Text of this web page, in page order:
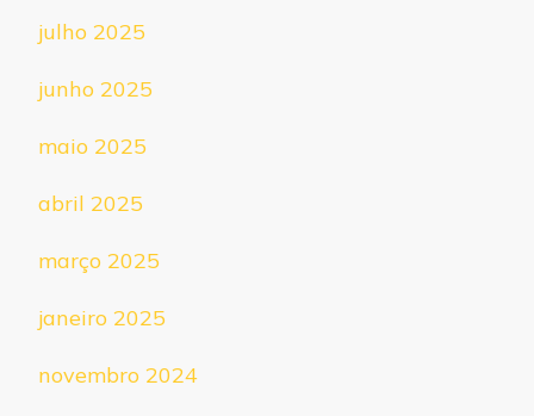
julho 2025
junho 2025
maio 2025
abril 2025
março 2025
janeiro 2025
novembro 2024